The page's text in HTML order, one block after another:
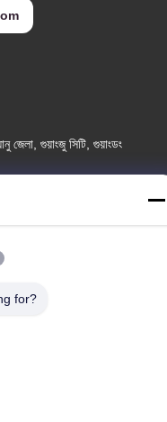
জেলা, গুয়াংজু সিটি, গুয়াংডং
for?